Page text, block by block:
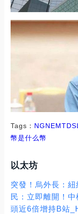
Tags： NGNEMT
幣是什么幣
以太坊
突發！烏外長：
民：立即離開！
頭近6倍增持B站